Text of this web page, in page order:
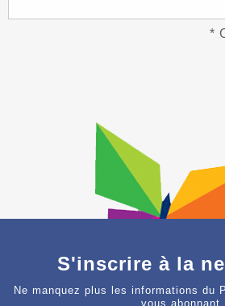
*
S'inscrire à la
Ne manquez plus les informations du
vous abonnant